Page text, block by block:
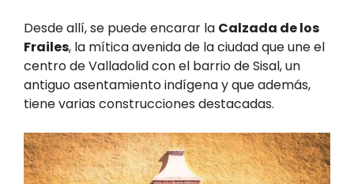
Desde allí, se puede encarar la Calzada de los
Frailes, la mítica avenida de la ciudad que une el
centro de Valladolid con el barrio de Sisal, un
antiguo asentamiento indígena y que además,
tiene varias construcciones destacadas.